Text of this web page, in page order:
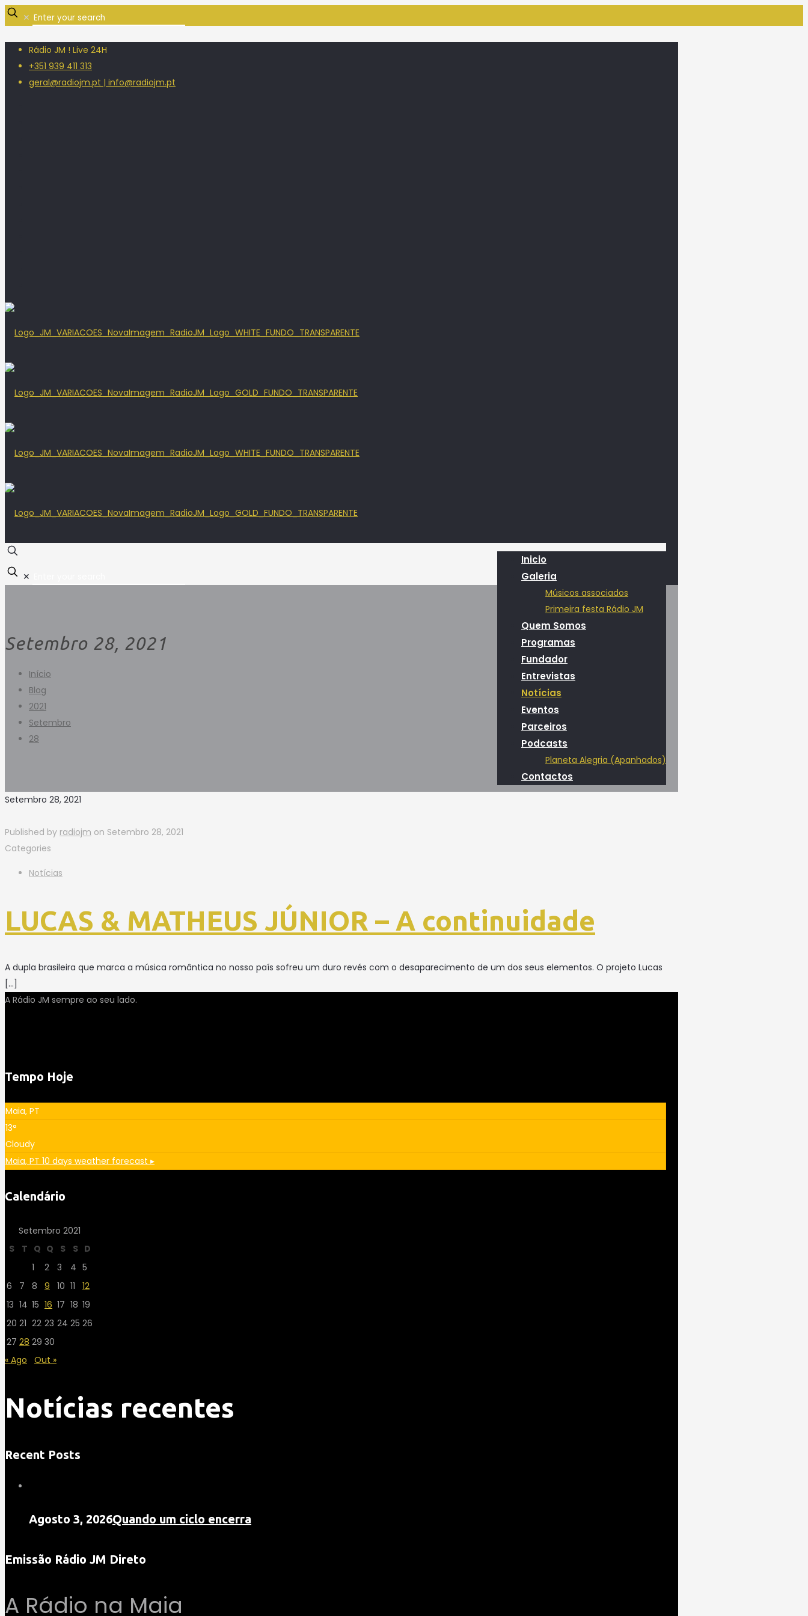
✕
Rádio JM ! Live 24H
+351 939 411 313
geral@radiojm.pt | info@radiojm.pt
Inicio
Galeria
Músicos associados
Primeira festa Rádio JM
Quem Somos
Programas
Fundador
Entrevistas
Notícias
Eventos
Parceiros
Podcasts
Planeta Alegria (Apanhados)
Contactos
✕
Setembro 28, 2021
Início
Blog
2021
Setembro
28
Setembro 28, 2021
Published by radiojm on Setembro 28, 2021
Categories
Notícias
LUCAS & MATHEUS JÚNIOR – A continuidade
A dupla brasileira que marca a música romântica no nosso país sofreu um duro revés com o desaparecimento de um dos seus elementos. O projeto Lucas
[…]
A Rádio JM sempre ao seu lado.
Tempo Hoje
Maia, PT
13°
Cloudy
Maia, PT 10 days weather forecast ▸
Calendário
Setembro 2021
S
T Q Q S S D
1
2 3 4 5
6
7 8 9 10 11
12
13 14 15 16 17 18 19
20 21 22 23 24 25 26
27 28 29 30
« Ago
Out »
Notícias recentes
Recent Posts
Agosto 3, 2026Quando um ciclo encerra
Emissão Rádio JM Direto
A Rádio na Maia